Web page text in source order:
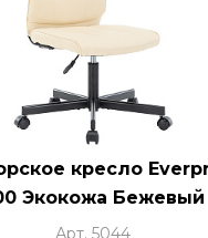
кресло
Экокожа Бежевый
Арт. 5044